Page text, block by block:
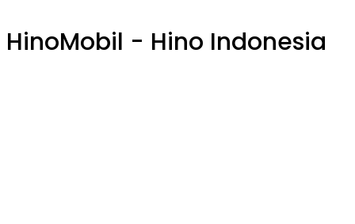
HinoMobil - Hino Indonesia